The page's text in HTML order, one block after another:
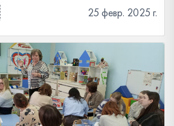
25 февр. 2025 г.